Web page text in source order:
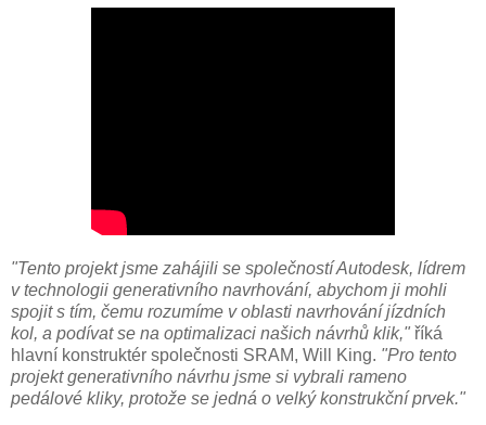
"Tento projekt jsme zahájili se společností Autodesk, lídrem
v technologii generativního navrhování, abychom ji mohli
spojit s tím, čemu rozumíme v oblasti navrhování jízdních
kol, a podívat se na optimalizaci našich návrhů klik," říká
hlavní konstruktér společnosti SRAM, Will King. "Pro tento
projekt generativního návrhu jsme si vybrali rameno
pedálové kliky, protože se jedná o velký konstrukční prvek."